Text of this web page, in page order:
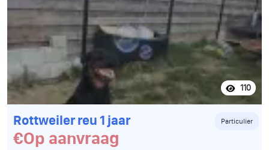
110
Rottweiler reu 1 jaar Particulier
€Op aanvraag